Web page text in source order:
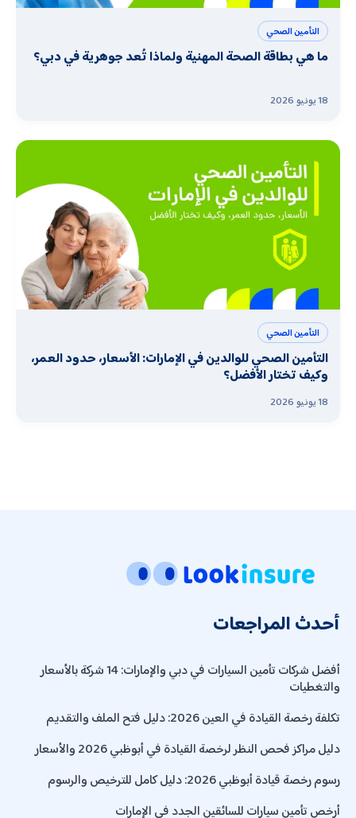
التأمين الصحي
ما هي بطاقة الصحة المهنية ولماذا تُعد جوهرية في دبي؟
18 يونيو 2026
التأمين الصحي
التأمين الصحي للوالدين في الإمارات: الأسعار، حدود العمر،
وكيف تختار الأفضل؟
18 يونيو 2026
أحدث المراجعات
أفضل شركات تأمين السيارات في دبي والإمارات: 14 شركة بالأسعار
والتغطيات
تكلفة رخصة القيادة في العين 2026: دليل فتح الملف والتقديم
دليل مراكز فحص النظر لرخصة القيادة في أبوظبي 2026 والأسعار
رسوم رخصة قيادة أبوظبي 2026: دليل كامل للترخيص والرسوم
أرخص تأمين سيارات للسائقين الجدد في الإمارات